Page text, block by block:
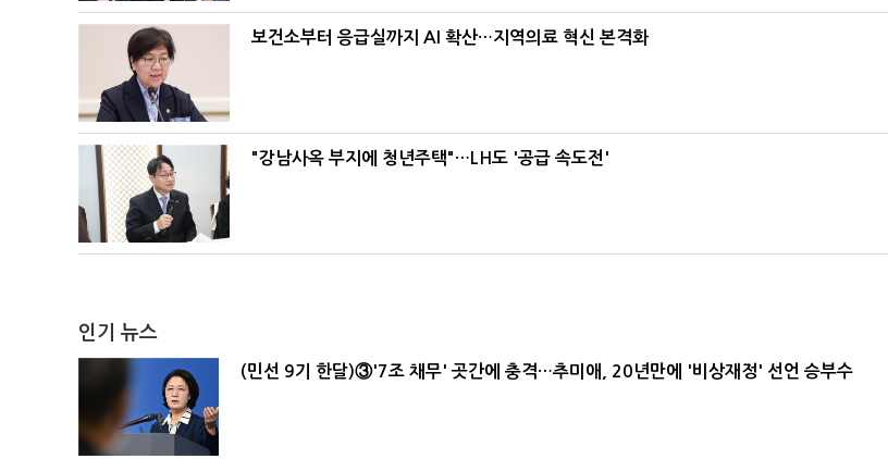
보건소부터 응급실까지 AI 확산…지역의료 혁신 본격화
"강남사옥 부지에 청년주택"…LH도 '공급 속도전'
인기 뉴스
(민선 9기 한달)③'7조 채무' 곳간에 충격…추미애, 20년만에 '비상재정' 선언 승부수